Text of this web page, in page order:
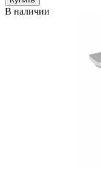
В наличии